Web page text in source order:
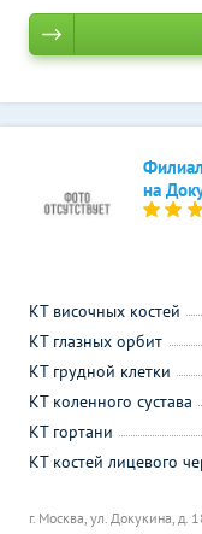
на
г. Москва, ул. Докукина, д.
КТ височных костей
КТ глазных орбит
КТ грудной клетки
КТ коленного сустава
КТ гортани
КТ костей лицевого